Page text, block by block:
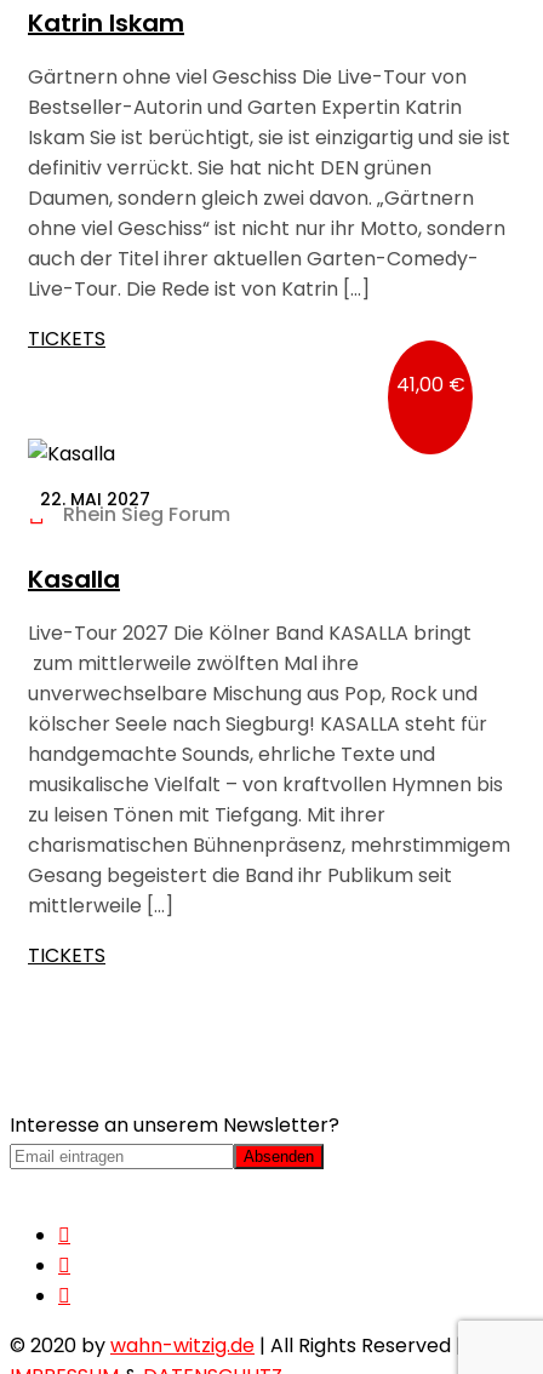
Katrin Iskam
Gärtnern ohne viel Geschiss Die Live-Tour von
Bestseller-Autorin und Garten Expertin Katrin
Iskam Sie ist berüchtigt, sie ist einzigartig und sie ist
definitiv verrückt. Sie hat nicht DEN grünen
Daumen, sondern gleich zwei davon. „Gärtnern
ohne viel Geschiss“ ist nicht nur ihr Motto, sondern
auch der Titel ihrer aktuellen Garten-Comedy-
Live-Tour. Die Rede ist von Katrin […]
TICKETS
22. MAI 2027
41,00 €
Rhein Sieg Forum
Kasalla
Live-Tour 2027 Die Kölner Band KASALLA bringt
zum mittlerweile zwölften Mal ihre
unverwechselbare Mischung aus Pop, Rock und
kölscher Seele nach Siegburg! KASALLA steht für
handgemachte Sounds, ehrliche Texte und
musikalische Vielfalt – von kraftvollen Hymnen bis
zu leisen Tönen mit Tiefgang. Mit ihrer
charismatischen Bühnenpräsenz, mehrstimmigem
Gesang begeistert die Band ihr Publikum seit
mittlerweile […]
TICKETS
Interesse an unserem Newsletter?
© 2020 bywahn-witzig.de | All Rights Reserved |